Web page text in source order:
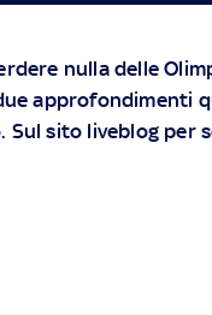
nulla delle
approfondimenti
Sul sito liveblog per